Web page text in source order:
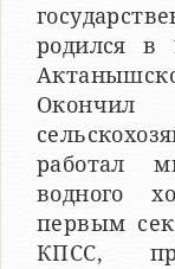
родился в
работал
водного
первым
КПСС,